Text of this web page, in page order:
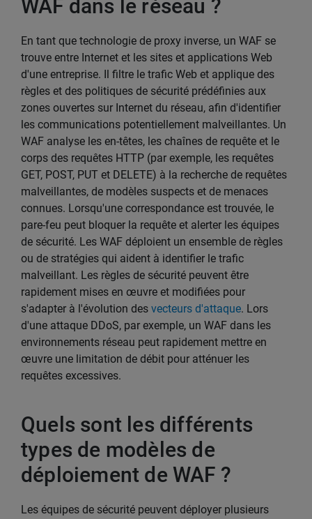
WAF dans le réseau ?
En tant que technologie de proxy inverse, un WAF se
trouve entre Internet et les sites et applications Web
d'une entreprise. Il filtre le trafic Web et applique des
règles et des politiques de sécurité prédéfinies aux
zones ouvertes sur Internet du réseau, afin d'identifier
les communications potentiellement malveillantes. Un
WAF analyse les en-têtes, les chaînes de requête et le
corps des requêtes HTTP (par exemple, les requêtes
GET, POST, PUT et DELETE) à la recherche de requêtes
malveillantes, de modèles suspects et de menaces
connues. Lorsqu'une correspondance est trouvée, le
pare-feu peut bloquer la requête et alerter les équipes
de sécurité. Les WAF déploient un ensemble de règles
ou de stratégies qui aident à identifier le trafic
malveillant. Les règles de sécurité peuvent être
rapidement mises en œuvre et modifiées pour
s'adapter à l'évolution des vecteurs d'attaque. Lors
d'une attaque DDoS, par exemple, un WAF dans les
environnements réseau peut rapidement mettre en
œuvre une limitation de débit pour atténuer les
requêtes excessives.
Quels sont les différents
types de modèles de
déploiement de WAF ?
Les équipes de sécurité peuvent déployer plusieurs